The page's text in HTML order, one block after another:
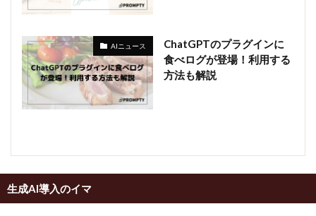
AIニュース
ChatGPTのプラグインに
食べログが登場！利用する
方法も解説
生成AI導入のイマ